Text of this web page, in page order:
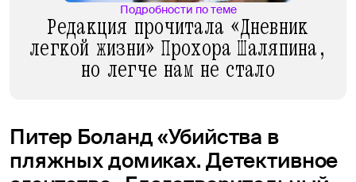
Подробности по теме
Редакция прочитала «Дневник
легкой жизни» Прохора Шаляпина,
но легче нам не стало
Питер Боланд «Убийства в
пляжных домиках. Детективное